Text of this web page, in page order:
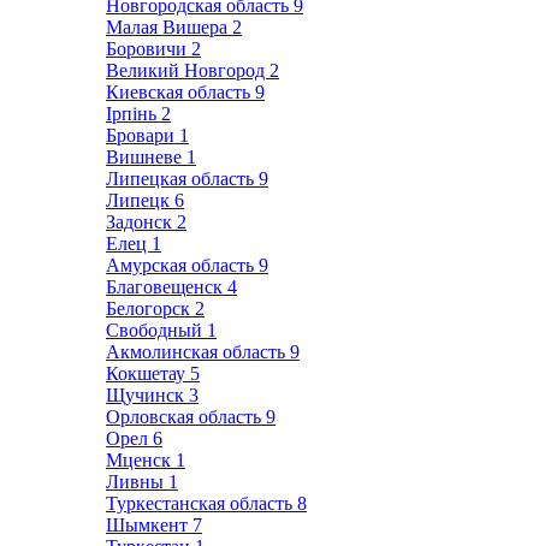
Новгородская область 9
Малая Вишера 2
Боровичи 2
Великий Новгород 2
Киевская область 9
Ірпінь 2
Бровари 1
Вишневе 1
Липецкая область 9
Липецк 6
Задонск 2
Елец 1
Амурская область 9
Благовещенск 4
Белогорск 2
Свободный 1
Акмолинская область 9
Кокшетау 5
Щучинск 3
Орловская область 9
Орел 6
Мценск 1
Ливны 1
Туркестанская область 8
Шымкент 7